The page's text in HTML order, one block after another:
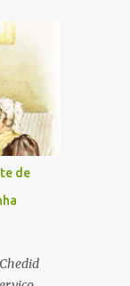
Tour
reunirá
e terá
de
do Sul,
de